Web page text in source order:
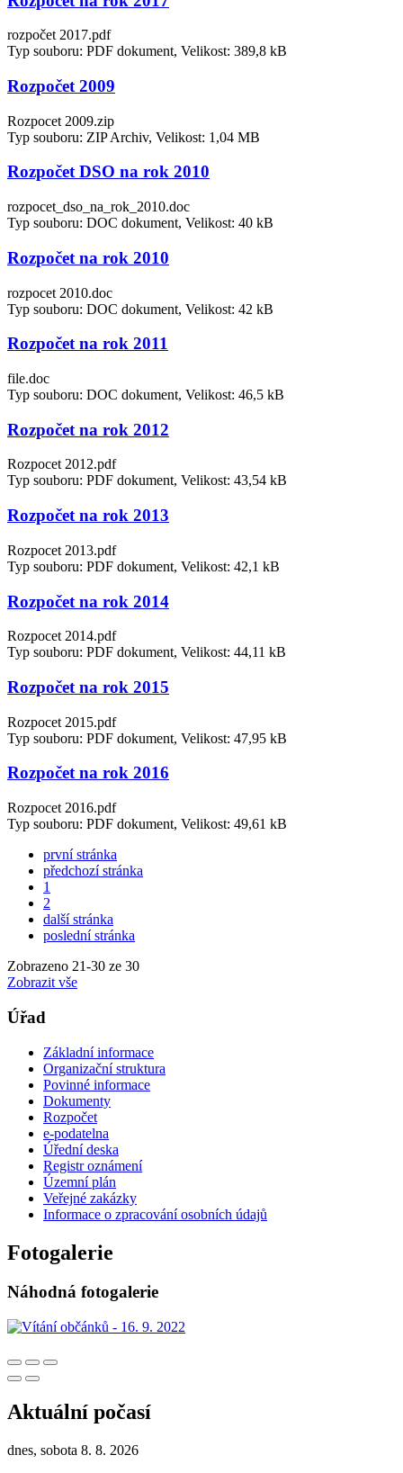
rozpočet 2017.pdf
Typ souboru: PDF dokument, Velikost: 389,8 kB
Rozpočet 2009
Rozpocet 2009.zip
Typ souboru: ZIP Archiv, Velikost: 1,04 MB
Rozpočet DSO na rok 2010
rozpocet_dso_na_rok_2010.doc
Typ souboru: DOC dokument, Velikost: 40 kB
Rozpočet na rok 2010
rozpocet 2010.doc
Typ souboru: DOC dokument, Velikost: 42 kB
Rozpočet na rok 2011
file.doc
Typ souboru: DOC dokument, Velikost: 46,5 kB
Rozpočet na rok 2012
Rozpocet 2012.pdf
Typ souboru: PDF dokument, Velikost: 43,54 kB
Rozpočet na rok 2013
Rozpocet 2013.pdf
Typ souboru: PDF dokument, Velikost: 42,1 kB
Rozpočet na rok 2014
Rozpocet 2014.pdf
Typ souboru: PDF dokument, Velikost: 44,11 kB
Rozpočet na rok 2015
Rozpocet 2015.pdf
Typ souboru: PDF dokument, Velikost: 47,95 kB
Rozpočet na rok 2016
Rozpocet 2016.pdf
Typ souboru: PDF dokument, Velikost: 49,61 kB
první stránka
předchozí stránka
1
2
další stránka
poslední stránka
Zobrazeno 21-30 ze 30
Zobrazit vše
Úřad
Základní informace
Organizační struktura
Povinné informace
Dokumenty
Rozpočet
e-podatelna
Úřední deska
Registr oznámení
Územní plán
Veřejné zakázky
Informace o zpracování osobních údajů
Fotogalerie
Náhodná fotogalerie
Aktuální počasí
dnes, sobota 8. 8. 2026